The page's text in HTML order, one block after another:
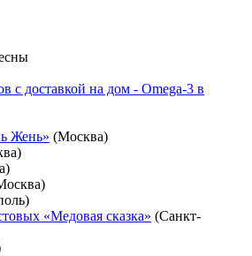
с доставкой на дом - Omega-3 в
Жень» (Москва)
«Медовая сказка» (Санкт-